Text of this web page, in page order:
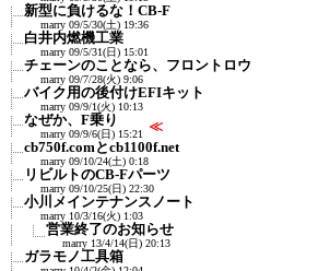
新型に負けるな！CB-F
marry 09/5/30(土) 19:36
白井内燃機工業
marry 09/5/31(日) 15:01
チェーンのことなら、フロントロウ
marry 09/7/28(火) 9:06
バイク用の後付けEFIキット
marry 09/9/1(火) 10:13
なぜか、F乗り
marry 09/9/6(日) 15:21
≪
cb750f.comとcb1100f.net
marry 09/10/24(土) 0:18
リビルトのCB-Fパーツ
marry 09/10/25(日) 22:30
小川メインテナンスノート
marry 10/3/16(火) 1:03
営業終了のお知らせ
marry 13/4/14(日) 20:13
ガラモノ工具箱